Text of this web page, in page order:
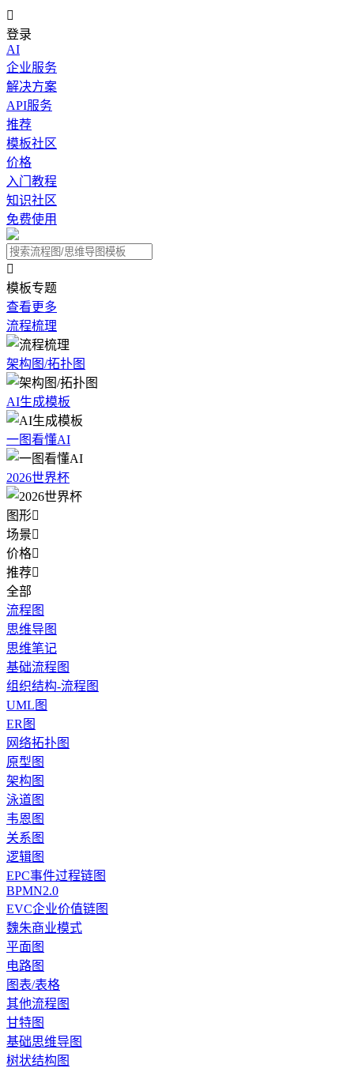

登录
AI
企业服务
解决方案
API服务
推荐
模板社区
价格
入门教程
知识社区
免费使用

模板专题
查看更多
流程梳理
架构图/拓扑图
AI生成模板
一图看懂AI
2026世界杯
图形
场景
价格
推荐
全部
流程图
思维导图
思维笔记
基础流程图
组织结构-流程图
UML图
ER图
网络拓扑图
原型图
架构图
泳道图
韦恩图
关系图
逻辑图
EPC事件过程链图
BPMN2.0
EVC企业价值链图
魏朱商业模式
平面图
电路图
图表/表格
其他流程图
甘特图
基础思维导图
树状结构图